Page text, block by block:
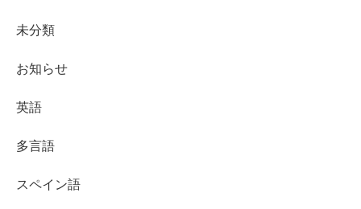
未分類
お知らせ
英語
多言語
スペイン語